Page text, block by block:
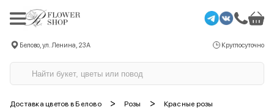
Белово, ул. Ленина, 23А Круглосуточно
Доставка цветов в Белово > Розы > Красные розы